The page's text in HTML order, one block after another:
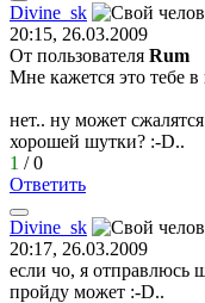
Divine_sk
20:15, 26.03.2009
От пользователя Rum
Мне кажется это тебе
нет.. ну может
хорошей шутки? :-D..
1 /0
Ответить
Divine_sk
20:17, 26.03.2009
если чо, я отправлюсь
пройду может :-D..